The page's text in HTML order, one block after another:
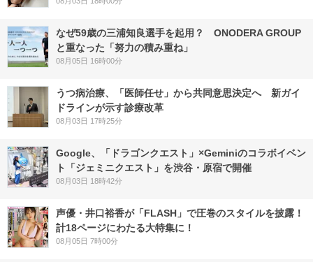
なぜ59歳の三浦知良選手を起用？ ONODERA GROUP
と重なった「努力の積み重ね」
08月05日 16時00分
うつ病治療、「医師任せ」から共同意思決定へ 新ガイ
ドラインが示す診療改革
08月03日 17時25分
Google、「ドラゴンクエスト」×Geminiのコラボイベン
ト「ジェミニクエスト」を渋谷・原宿で開催
08月03日 18時42分
声優・井口裕香が「FLASH」で圧巻のスタイルを披露！
計18ページにわたる大特集に！
08月05日 7時00分